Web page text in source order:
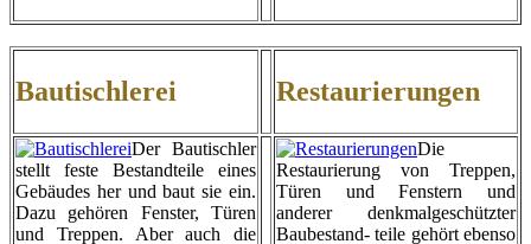
Bautischlerei Restaurierungen
Der Bautischler
stellt feste Bestandteile eines
Gebäudes her und baut sie ein.
Dazu gehören Fenster, Türen
und Treppen. Aber auch die
Die
Restaurierung von Treppen,
Türen und Fenstern und
anderer denkmalgeschützter
Baubestand- teile gehört ebenso